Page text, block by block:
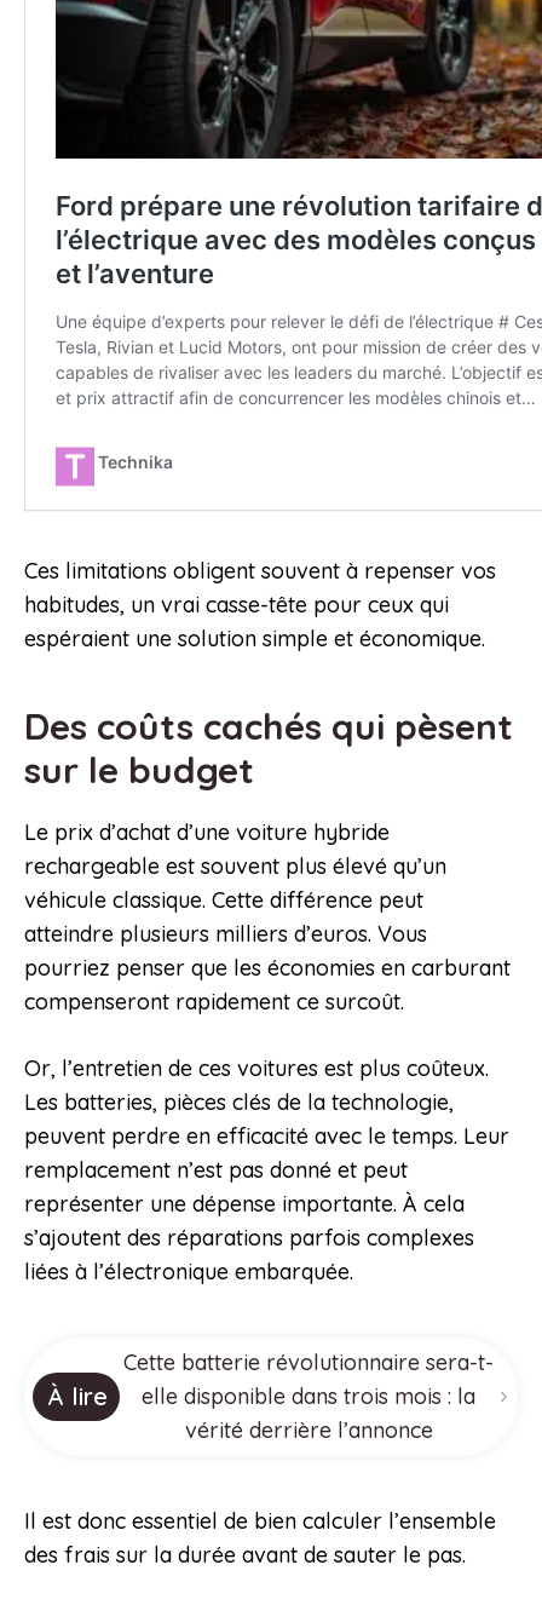
Ces limitations obligent souvent à repenser vos
habitudes, un vrai casse-tête pour ceux qui
espéraient une solution simple et économique.
Des coûts cachés qui pèsent
sur le budget
Le prix d’achat d’une voiture hybride
rechargeable est souvent plus élevé qu’un
véhicule classique. Cette différence peut
atteindre plusieurs milliers d’euros. Vous
pourriez penser que les économies en carburant
compenseront rapidement ce surcoût.
Or, l’entretien de ces voitures est plus coûteux.
Les batteries, pièces clés de la technologie,
peuvent perdre en efficacité avec le temps. Leur
remplacement n’est pas donné et peut
représenter une dépense importante. À cela
s’ajoutent des réparations parfois complexes
liées à l’électronique embarquée.
À lire
Cette batterie révolutionnaire sera-t-
elle disponible dans trois mois : la
vérité derrière l’annonce
Il est donc essentiel de bien calculer l’ensemble
des frais sur la durée avant de sauter le pas.